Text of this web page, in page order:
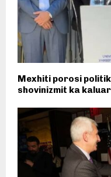
Mexhiti porosi
shovinizmit ka kaluar